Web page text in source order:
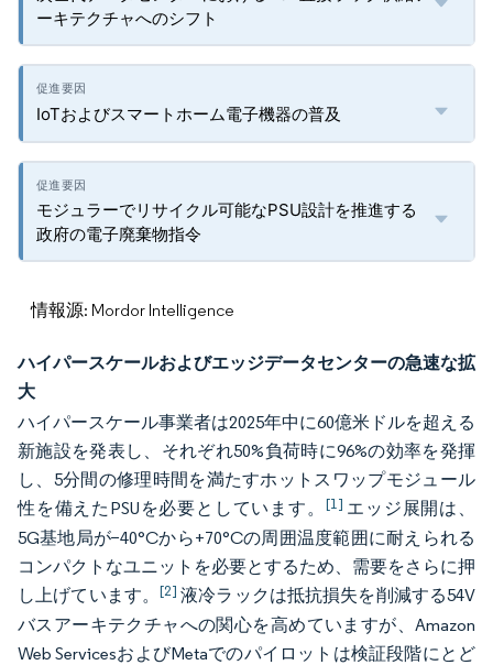
ーキテクチャへのシフト
IoTおよびスマートホーム電子機器の普及
モジュラーでリサイクル可能なPSU設計を推進する
政府の電子廃棄物指令
情報源: Mordor Intelligence
ハイパースケールおよびエッジデータセンターの急速な拡
大
ハイパースケール事業者は2025年中に60億米ドルを超える
新施設を発表し、それぞれ50%負荷時に96%の効率を発揮
し、5分間の修理時間を満たすホットスワップモジュール
性を備えたPSUを必要としています。 [1] エッジ展開は、
5G基地局が−40°Cから+70°Cの周囲温度範囲に耐えられる
コンパクトなユニットを必要とするため、需要をさらに押
し上げています。 [2] 液冷ラックは抵抗損失を削減する54V
バスアーキテクチャへの関心を高めていますが、Amazon
Web ServicesおよびMetaでのパイロットは検証段階にとど